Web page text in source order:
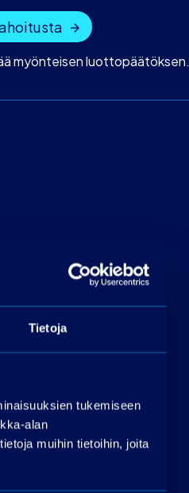
Tietoja
tukemiseen
alan
muihin tietoihin, joita
myönteisen luottopäätöksen.